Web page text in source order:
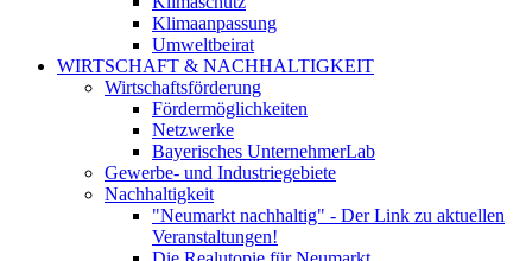
Klimaanpassung
Umweltbeirat
WIRTSCHAFT & NACHHALTIGKEIT
Wirtschaftsförderung
Fördermöglichkeiten
Netzwerke
Bayerisches UnternehmerLab
Gewerbe- und Industriegebiete
Nachhaltigkeit
"Neumarkt nachhaltig" - Der Link zu aktuellen
Veranstaltungen!